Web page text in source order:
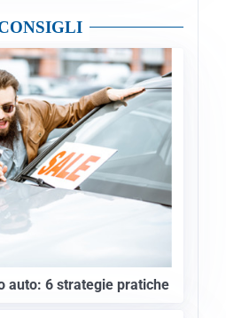
auto: 6 strategie pratiche